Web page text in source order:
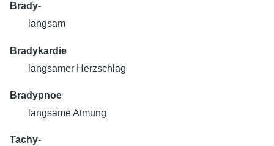
Brady-
langsam
Bradykardie
langsamer Herzschlag
Bradypnoe
langsame Atmung
Tachy-